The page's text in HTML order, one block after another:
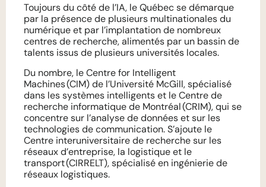
Toujours du côté de l’IA, le Québec se démarque
par la présence de plusieurs multinationales du
numérique et par l’implantation de nombreux
centres de recherche, alimentés par un bassin de
talents issus de plusieurs universités locales.
Du nombre, le Centre for Intelligent
Machines (CIM) de l’Université McGill, spécialisé
dans les systèmes intelligents et le Centre de
recherche informatique de Montréal (CRIM), qui se
concentre sur l’analyse de données et sur les
technologies de communication. S’ajoute le
Centre interuniversitaire de recherche sur les
réseaux d’entreprise, la logistique et le
transport (CIRRELT), spécialisé en ingénierie de
réseaux logistiques.